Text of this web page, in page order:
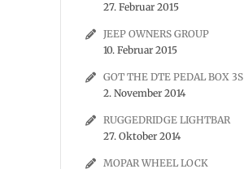
27. Februar 2015
JEEP OWNERS GROUP
10. Februar 2015
GOT THE DTE PEDAL BOX 3S
2. November 2014
RUGGEDRIDGE LIGHTBAR
27. Oktober 2014
MOPAR WHEEL LOCK